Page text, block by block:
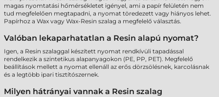
magas nyomtatási hőmérsékletet igényel, ami a papír felületén nem
tud megfelelően megtapadni, a nyomat töredezett vagy hiányos lehet.
Papírhoz a Wax vagy Wax-Resin szalag a megfelelő választás.
Valóban lekaparhatatlan a Resin alapú nyomat?
Igen, a Resin szalaggal készített nyomat rendkívüli tapadással
rendelkezik a szintetikus alapanyagokon (PE, PP, PET). Megfelelő
beállítások mellett a nyomat ellenáll az erős dörzsölésnek, karcolásnak
és a legtöbb ipari tisztítószernek.
Milyen hátrányai vannak a Resin szalag